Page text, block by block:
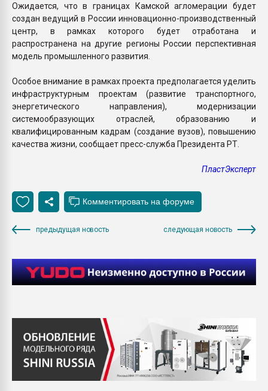
Ожидается, что в границах Камской агломерации будет
создан ведущий в России инновационно-производственный
центр, в рамках которого будет отработана и
распространена на другие регионы России перспективная
модель промышленного развития.
Особое внимание в рамках проекта предполагается уделить
инфраструктурным проектам (развитие транспортного,
энергетического направления), модернизации
системообразующих отраслей, образованию и
квалифицированным кадрам (создание вузов), повышению
качества жизни, сообщает пресс-служба Президента РТ.
ПластЭксперт
предыдущая новость следующая новость